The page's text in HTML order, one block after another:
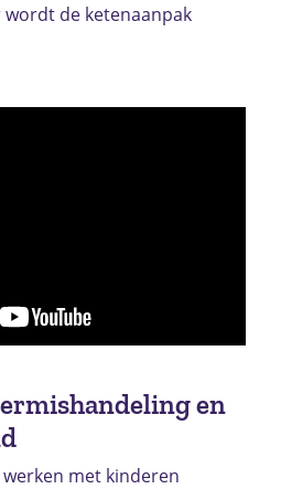
de ketenaanpak
en
met kinderen